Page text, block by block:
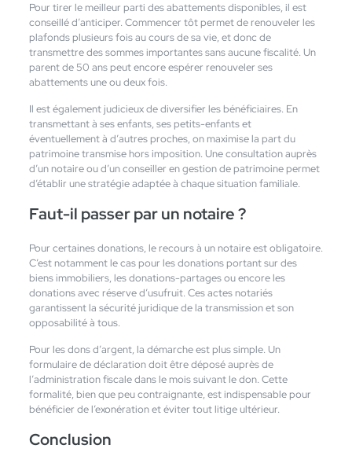
Pour tirer le meilleur parti des abattements disponibles, il est
conseillé d’anticiper. Commencer tôt permet de renouveler les
plafonds plusieurs fois au cours de sa vie, et donc de
transmettre des sommes importantes sans aucune fiscalité. Un
parent de 50 ans peut encore espérer renouveler ses
abattements une ou deux fois.
Il est également judicieux de diversifier les bénéficiaires. En
transmettant à ses enfants, ses petits-enfants et
éventuellement à d’autres proches, on maximise la part du
patrimoine transmise hors imposition. Une consultation auprès
d’un notaire ou d’un conseiller en gestion de patrimoine permet
d’établir une stratégie adaptée à chaque situation familiale.
Faut-il passer par un notaire ?
Pour certaines donations, le recours à un notaire est obligatoire.
C’est notamment le cas pour les donations portant sur des
biens immobiliers, les donations-partages ou encore les
donations avec réserve d’usufruit. Ces actes notariés
garantissent la sécurité juridique de la transmission et son
opposabilité à tous.
Pour les dons d’argent, la démarche est plus simple. Un
formulaire de déclaration doit être déposé auprès de
l’administration fiscale dans le mois suivant le don. Cette
formalité, bien que peu contraignante, est indispensable pour
bénéficier de l’exonération et éviter tout litige ultérieur.
Conclusion